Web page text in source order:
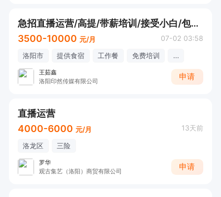
急招直播运营/高提/带薪培训/接受小白/包吃住
3500-10000 元/月 07-02 03:58
洛阳市 提供食宿 工作餐 免费培训 ...
王茹鑫
洛阳印然传媒有限公司
申请
直播运营
4000-6000 元/月 13天前
洛龙区 三险
罗华
观古集艺（洛阳）商贸有限公司
申请